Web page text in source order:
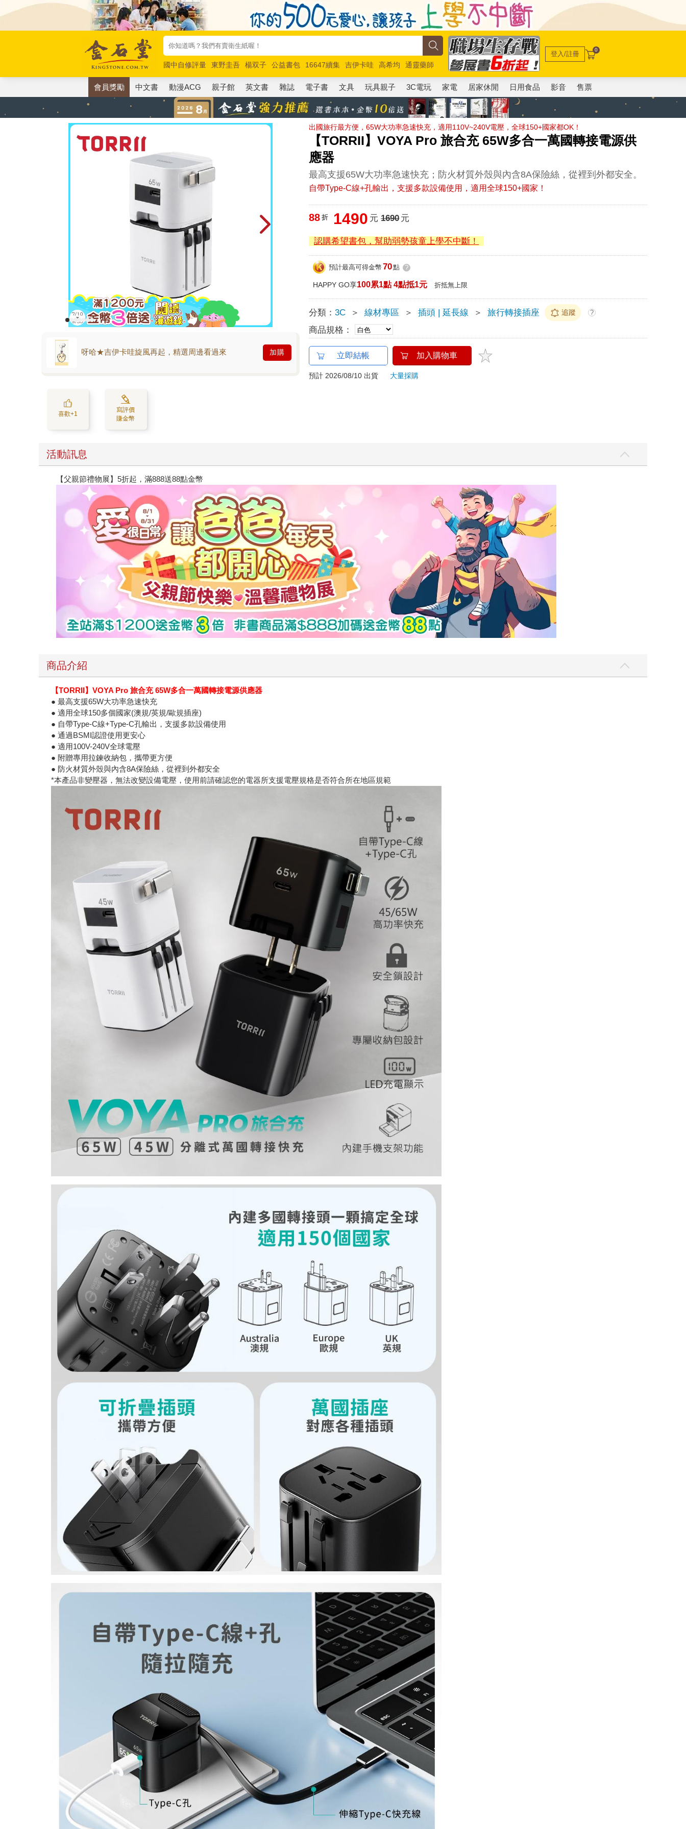
國中自修評量 東野圭吾 楊双子 公益書包 16647續集 吉伊卡哇 高希均
通靈藥師
唯紅花綻放
奧德賽 路邊攤新作 馬斯克 玩具總動員5 超慢跑
登入/註冊 0
會員獎勵 中文書 動漫ACG 親子館 英文書 雜誌 電子書 文具 玩具親子 3C電玩 家電 居家休閒 日用食品 影音 售票
出國旅行最方便，65W大功率急速快充，適用110V~240V電壓，全球150+國家都OK！
【TORRII】VOYA Pro 旅合充 65W多合一萬國轉接電源供
應器
最高支援65W大功率急速快充；防火材質外殼與內含8A保險絲，從裡到外都安全。
自帶Type-C線+孔輸出，支援多款設備使用，適用全球150+國家！
呀哈★吉伊卡哇旋風再起，精選周邊看過來 加購
喜歡+1
寫評價
賺金幣
88 折 1490 元 1690元
認購希望書包，幫助弱勢孩童上學不中斷！
預計最高可得金幣 70點 ?
HAPPY GO享100累1點 4點抵1元 折抵無上限
分類：3C ＞ 線材專區 ＞ 插頭 | 延長線 ＞ 旅行轉接插座 追蹤 ?
商品規格：
立即結帳 加入購物車
預計 2026/08/10 出貨 大量採購
活動訊息
【父親節禮物展】5折起，滿888送88點金幣
商品介紹
【TORRII】VOYA Pro 旅合充 65W多合一萬國轉接電源供應器
● 最高支援65W大功率急速快充
● 適用全球150多個國家(澳規/英規/歐規插座)
● 自帶Type-C線+Type-C孔輸出，支援多款設備使用
● 通過BSMI認證使用更安心
● 適用100V-240V全球電壓
● 附贈專用拉鍊收納包，攜帶更方便
● 防火材質外殼與內含8A保險絲，從裡到外都安全
*本產品非變壓器，無法改變設備電壓，使用前請確認您的電器所支援電壓規格是否符合所在地區規範